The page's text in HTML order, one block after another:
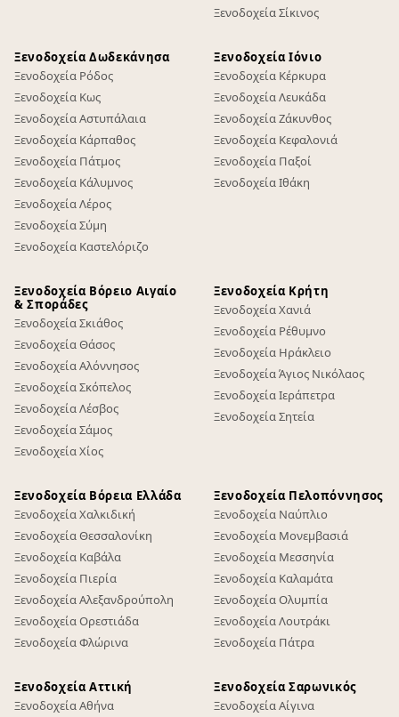
Ξενοδοχεία Σίκινος
Ξενοδοχεία Δωδεκάνησα
Ξενοδοχεία Ρόδος
Ξενοδοχεία Κως
Ξενοδοχεία Αστυπάλαια
Ξενοδοχεία Κάρπαθος
Ξενοδοχεία Πάτμος
Ξενοδοχεία Κάλυμνος
Ξενοδοχεία Λέρος
Ξενοδοχεία Σύμη
Ξενοδοχεία Καστελόριζο
Ξενοδοχεία Ιόνιο
Ξενοδοχεία Κέρκυρα
Ξενοδοχεία Λευκάδα
Ξενοδοχεία Ζάκυνθος
Ξενοδοχεία Κεφαλονιά
Ξενοδοχεία Παξοί
Ξενοδοχεία Ιθάκη
Ξενοδοχεία Βόρειο Αιγαίο
& Σποράδες
Ξενοδοχεία Σκιάθος
Ξενοδοχεία Θάσος
Ξενοδοχεία Αλόννησος
Ξενοδοχεία Σκόπελος
Ξενοδοχεία Λέσβος
Ξενοδοχεία Σάμος
Ξενοδοχεία Χίος
Ξενοδοχεία Κρήτη
Ξενοδοχεία Χανιά
Ξενοδοχεία Ρέθυμνο
Ξενοδοχεία Ηράκλειο
Ξενοδοχεία Άγιος Νικόλαος
Ξενοδοχεία Ιεράπετρα
Ξενοδοχεία Σητεία
Ξενοδοχεία Βόρεια Ελλάδα
Ξενοδοχεία Χαλκιδική
Ξενοδοχεία Θεσσαλονίκη
Ξενοδοχεία Καβάλα
Ξενοδοχεία Πιερία
Ξενοδοχεία Αλεξανδρούπολη
Ξενοδοχεία Ορεστιάδα
Ξενοδοχεία Φλώρινα
Ξενοδοχεία Πελοπόννησος
Ξενοδοχεία Ναύπλιο
Ξενοδοχεία Μονεμβασιά
Ξενοδοχεία Μεσσηνία
Ξενοδοχεία Καλαμάτα
Ξενοδοχεία Ολυμπία
Ξενοδοχεία Λουτράκι
Ξενοδοχεία Πάτρα
Ξενοδοχεία Αττική
Ξενοδοχεία Αθήνα
Ξενοδοχεία Σαρωνικός
Ξενοδοχεία Αίγινα